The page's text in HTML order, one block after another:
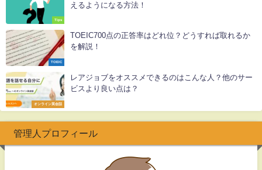
Tips
えるようになる方法！
TOEIC
TOEIC700点の正答率はどれ位？どうすれば取れるか
を解説！
オンライン英会話
レアジョブをオススメできるのはこんな人？他のサー
ビスより良い点は？
管理人プロフィール